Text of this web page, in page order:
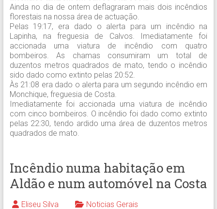
Ainda no dia de ontem deflagraram mais dois incêndios
florestais na nossa área de actuação.
Pelas 19:17, era dado o alerta para um incêndio na
Lapinha, na freguesia de Calvos. Imediatamente foi
accionada uma viatura de incêndio com quatro
bombeiros. As chamas consumiram um total de
duzentos metros quadrados de mato, tendo o incêndio
sido dado como extinto pelas 20:52.
Às 21:08 era dado o alerta para um segundo incêndio em
Monchique, freguesia de Costa.
Imediatamente foi accionada uma viatura de incêndio
com cinco bombeiros. O incêndio foi dado como extinto
pelas 22:30, tendo ardido uma área de duzentos metros
quadrados de mato.
Incêndio numa habitação em
Aldão e num automóvel na Costa
Eliseu Silva Noticias Gerais